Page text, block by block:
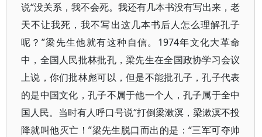
说“没关系，我不会死。我还有几本书没有写出来，老
天不让我死，我不写出这几本书后人怎么理解孔子
呢？”梁先生他就有这种自信。1974年文化大革命
中，全国人民批林批孔，梁先生在全国政协学习会议
上说，你们批林彪可以，但是不能批孔子，孔子代表
的是中国文化，孔子不属于他一个人，孔子属于全中
国人民。当时有人呼口号说“打倒梁漱溟，梁漱溟不投
降就叫他灭亡！”梁先生脱口而出的是：“三军可夺帅